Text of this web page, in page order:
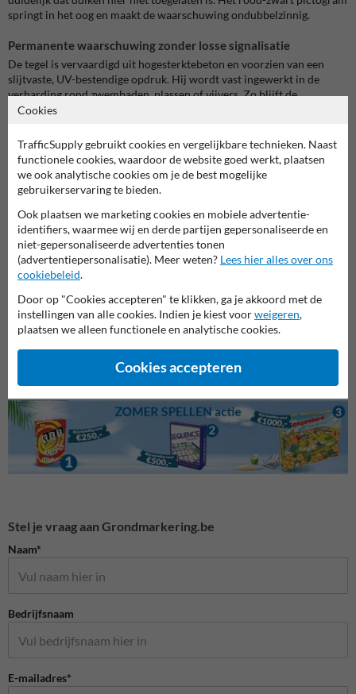
springt in het oog en maakt de waarschuwing ondubbelzinnig.
Permanente waarschuwing zonder losse signalisatie
De tegel is vervaardigd uit hogesterktebeton en voorzien van een
slijtvaste, UV-bestendige opdruk. Hij wordt vast ingewerkt in de
verharding rond zwembaden, plassen of vijvers. Zo blijft de
boodschap zichtbaar, ook bij intensief gebruik of natte
Toepassingsmogelijkheden
Deze symbooltegel is geschikt voor:
Openbare zwembaden of recreatiebaden
Zwemvijvers en waterpartijen
Campings of vakantieparken
Sportclubs of zwemscholen
Gemeentelijke zwemzones
Een duidelijke en vaste waarschuwing die helpt om ongevallen te
voorkomen.
Stel je vraag aan Grondmarkering.be
Naam*
Bedrijfsnaam
E-mailadres*
Cookies
TrafficSupply gebruikt cookies en vergelijkbare technieken. Naast
functionele cookies, waardoor de website goed werkt, plaatsen
we ook analytische cookies om je de best mogelijke
gebruikerservaring te bieden.
Ook plaatsen we marketing cookies en mobiele advertentie-
identifiers, waarmee wij en derde partijen gepersonaliseerde en
niet-gepersonaliseerde advertenties tonen
(advertentiepersonalisatie). Meer weten? Lees hier alles over ons
cookiebeleid.
Door op "Cookies accepteren" te klikken, ga je akkoord met de
instellingen van alle cookies. Indien je kiest voorweigeren,
plaatsen we alleen functionele en analytische cookies.
Cookies accepteren